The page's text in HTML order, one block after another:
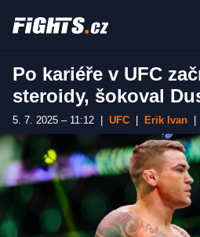
Po kariéře v UFC
steroidy, šokoval
5. 7. 2025 – 11:12 UFC Erik Ivan